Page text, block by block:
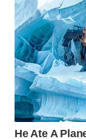
WN
SOLO
WN
BOROBUDUR
WN
MADURA